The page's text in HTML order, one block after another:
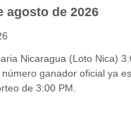
agosto de 2026
Nicaragua (Loto Nica)
ganador oficial ya
de 3:00 PM.